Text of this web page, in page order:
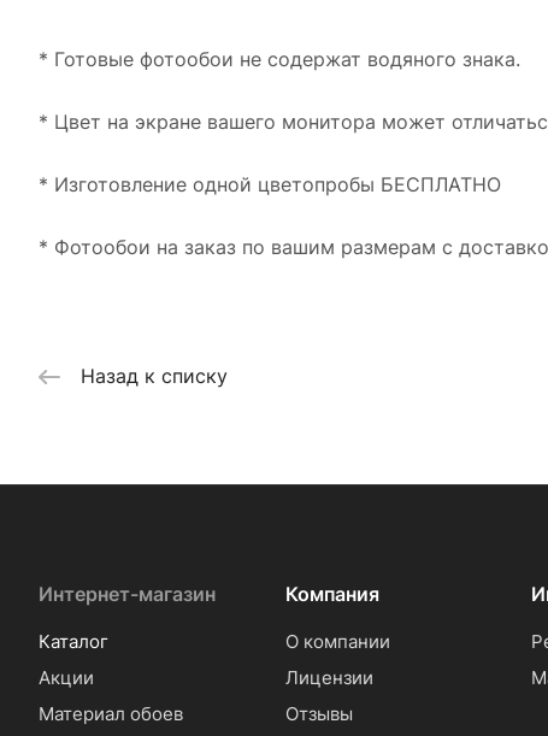
* Готовые фотообои не содержат водяного знака.
* Цвет на экране вашего монитора может
* Изготовление одной цветопробы БЕСПЛАТНО
* Фотообои на заказ по вашим размерам с
Назад к списку
Интернет-магазин
Каталог
Акции
Материал обоев
Компания
О компании
Лицензии
Отзывы